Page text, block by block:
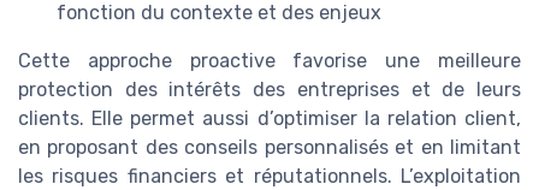
fonction du contexte et des enjeux
Cette approche proactive favorise une meilleure
protection des intérêts des entreprises et de leurs
clients. Elle permet aussi d’optimiser la relation client,
en proposant des conseils personnalisés et en limitant
les risques financiers et réputationnels. L’exploitation